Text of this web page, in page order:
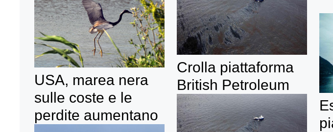
USA, marea nera
sulle coste e le
perdite aumentano
Crolla piattaforma
British Petroleum